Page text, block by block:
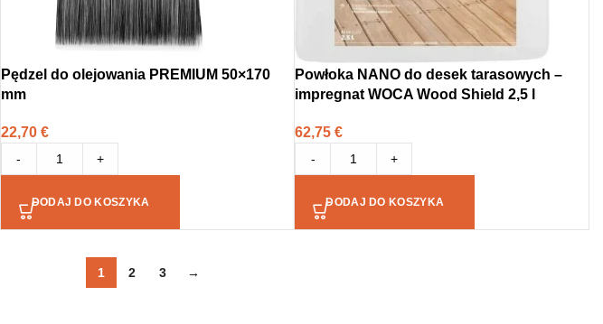
Pędzel do olejowania PREMIUM 50×170
mm
22,70 €
- +
DODAJ DO KOSZYKA
Powłoka NANO do desek tarasowych –
impregnat WOCA Wood Shield 2,5 l
62,75€
- +
DODAJ DO KOSZYKA
1 2 3 →